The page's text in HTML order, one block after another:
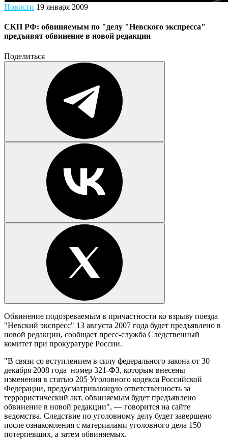
Новости 19 января 2009
СКП РФ: обвиняемым по "делу "Невского экспресса"
предъявят обвинение в новой редакции
Поделиться
Обвинение подозреваемым в причастности ко взрыву поезда
"Невский экспресс" 13 августа 2007 года будет предъявлено в
новой редакции, сообщает пресс-служба Следственный
комитет при прокуратуре России.
"В связи со вступлением в силу федерального закона от 30
декабря 2008 года номер 321-ФЗ, которым внесены
изменения в статью 205 Уголовного кодекса Российской
Федерации, предусматривающую ответственность за
террористический акт, обвиняемым будет предъявлено
обвинение в новой редакции", — говорится на сайте
ведомства. Следствие по уголовному делу будет завершено
после ознакомления с материалами уголовного дела 150
потерпевших, а затем обвиняемых.